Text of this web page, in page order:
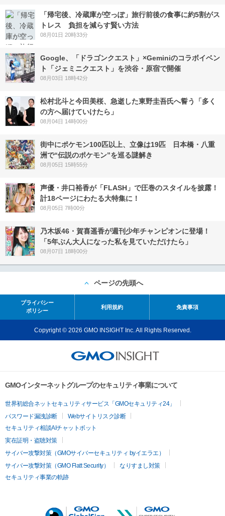
「帰宅後、冷蔵庫が空っぽ」旅行前後の食事に約5割がス
トレス 負担を減らす賢い方法
08月01日 20時33分
Google、「ドラゴンクエスト」×Geminiのコラボイベン
ト「ジェミニクエスト」を渋谷・原宿で開催
08月03日 18時42分
松村北斗と今田美桜、急逝した東野圭吾氏へ誓う「多く
の方へ届けていけたら」
08月04日 14時00分
街中にポケモン100匹以上、立像は19匹 日本橋・八重
洲で“伝説のポケモン”を巡る謎解き
08月05日 15時55分
声優・井口裕香が「FLASH」で圧巻のスタイルを披露！
計18ページにわたる大特集に！
08月05日 7時00分
乃木坂46・賀喜遥香が週刊少年チャンピオンに登場！
「5年ぶん大人になった私を見ていただけたら」
08月07日 18時00分
ページの先頭へ
プライバシー
ポリシー
利用規約 免責事項
Copyright © 2026 GMO INSIGHT Inc. All Rights Reserved.
GMOインターネットグループのセキュリティ事業について
世界初総合ネットセキュリティサービス「GMOセキュリティ24」
パスワード漏洩診断
Webサイトリスク診断
セキュリティ相談AIチャットボット
実在証明・盗聴対策
サイバー攻撃対策（GMOサイバーセキュリティ byイエラエ）
サイバー攻撃対策（GMO Flatt Security）
なりすまし対策
セキュリティ事業の軌跡